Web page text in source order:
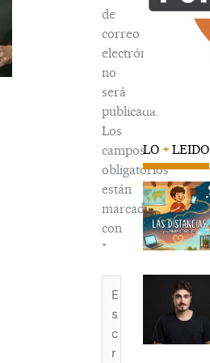
de
correo
electrónico
no
será
publicada.
Los
campos
obligatorios
están
marcados
con
*
aquí...
LO +LEIDO